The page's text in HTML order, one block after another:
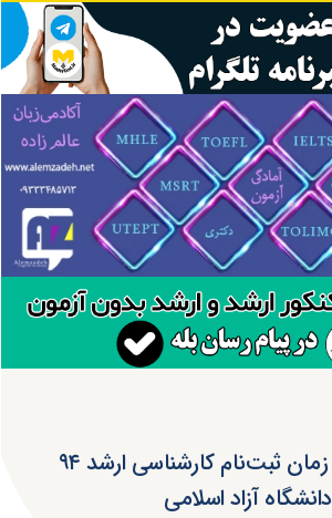
امکان تمدید زمان ثبت‌نام کارشناسی ارشد ۹۴
دانشگاه آزاد اسلامی